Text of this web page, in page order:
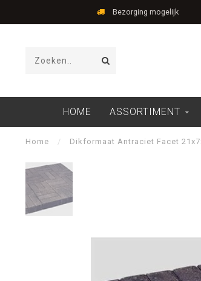
Bezorging mogelijk
HOME ASSORTIMENT
Home / Dikformaat Antraciet Facet